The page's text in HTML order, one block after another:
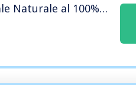
Naturale al 100%,
e 1 Pratica